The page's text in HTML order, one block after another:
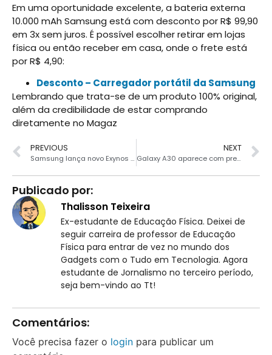
Em uma oportunidade excelente, a bateria externa
10.000 mAh Samsung está com desconto por R$ 99,90
em 3x sem juros. É possível escolher retirar em lojas
física ou então receber em casa, onde o frete está
por R$ 4,90:
Desconto – Carregador portátil da Samsung
Lembrando que trata-se de um produto 100% original,
além da credibilidade de estar comprando
diretamente no Magaz
PREVIOUS
Samsung lança novo Exynos 9611 com foco em IA
NEXT
Galaxy A30 aparece com preço inédito a R$ 834
Publicado por:
Thalisson Teixeira
Ex-estudante de Educação Física. Deixei de
seguir carreira de professor de Educação
Física para entrar de vez no mundo dos
Gadgets com o Tudo em Tecnologia. Agora
estudante de Jornalismo no terceiro período,
seja bem-vindo ao Tt!
Comentários:
Você precisa fazer o login para publicar um